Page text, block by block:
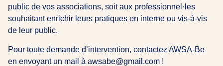
public de vos associations, soit aux professionnel·les
souhaitant enrichir leurs pratiques en interne ou vis-à-vis
de leur public.
Pour toute demande d’intervention, contactez AWSA-Be
en envoyant un mail à awsabe@gmail.com !